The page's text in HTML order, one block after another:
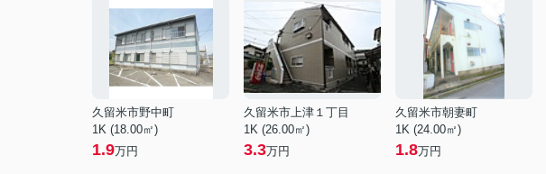
久留米市野中町
1K (18.00㎡)
1.9万円
久留米市上津１丁目
1K (26.00㎡)
3.3万円
久留米市朝妻町
1K (24.00㎡)
1.8万円